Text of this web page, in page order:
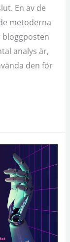
En av de
metoderna
bloggposten
analys är,
den för